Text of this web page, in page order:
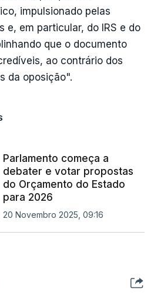
impulsionado pelas
e, em particular, do IRS e do
que o documento
ao contrário dos
da oposição".
Parlamento começa a
debater e votar propostas
do Orçamento do Estado
para 2026
20 Novembro 2025, 09:16